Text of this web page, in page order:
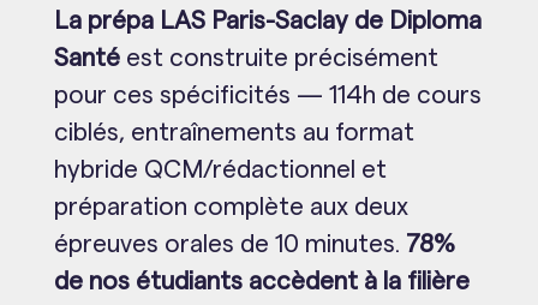
La prépa LAS Paris-Saclay de Diploma
Santéest construite précisément
pour ces spécificités — 114h de cours
ciblés, entraînements au format
hybride QCM/rédactionnel et
préparation complète aux deux
épreuves orales de 10 minutes. 78%
de nos étudiants accèdent à la filière